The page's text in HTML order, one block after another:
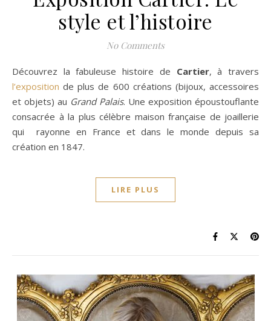
style et l’histoire
No Comments
Découvrez la fabuleuse histoire de Cartier, à travers
l’exposition de plus de 600 créations (bijoux, accessoires
et objets) au Grand Palais. Une exposition époustouflante
consacrée à la plus célèbre maison française de joaillerie
qui rayonne en France et dans le monde depuis sa
création en 1847.
LIRE PLUS